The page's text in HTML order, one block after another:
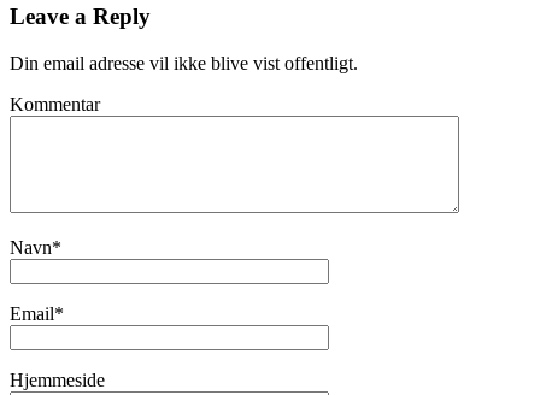
Leave a Reply
Din email adresse vil ikke blive vist offentligt.
Kommentar
Navn*
Email*
Hjemmeside